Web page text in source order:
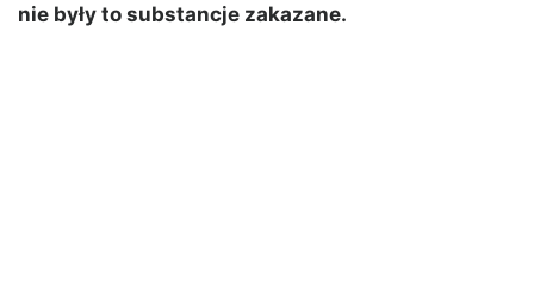
nie były to substancje zakazane.